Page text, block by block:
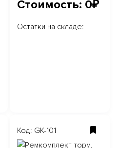
Стоимость: 0₽
Остатки на складе:
Код: GK-101